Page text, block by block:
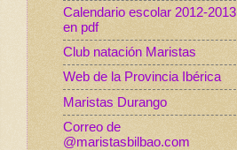
Calendario escolar 2012-2013
en pdf
Club natación Maristas
Web de la Provincia Ibérica
Maristas Durango
Correo de
@maristasbilbao.com